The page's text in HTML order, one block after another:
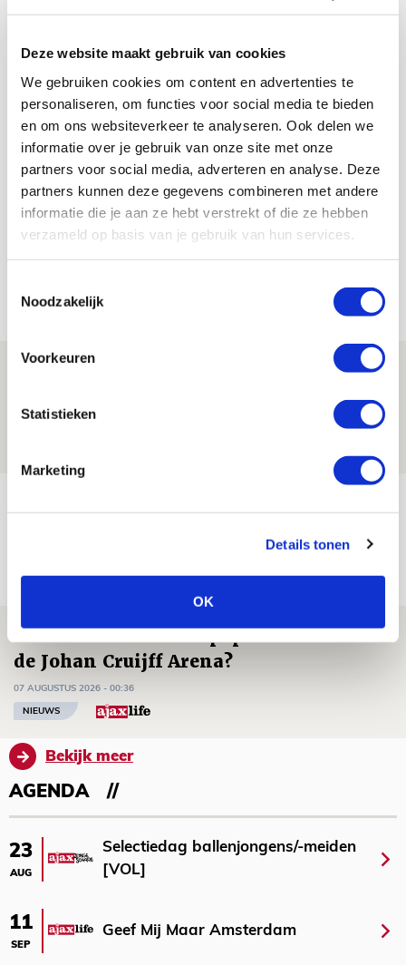
Deze website maakt gebruik van cookies
We gebruiken cookies om content en advertenties te
personaliseren, om functies voor social media te bieden
en om ons websiteverkeer te analyseren. Ook delen we
informatie over je gebruik van onze site met onze
partners voor social media, adverteren en analyse. Deze
partners kunnen deze gegevens combineren met andere
informatie die je aan ze hebt verstrekt of die ze hebben
verzameld op basis van je gebruik van hun services.
Noodzakelijk
Voorkeuren
Statistieken
Marketing
Details tonen
OK
Hoe vaak scoorde Johan Cruijff in het duel
Wil jij ook meedoen aan prijsvragen van
Supportersvereniging Ajax? Sluit je dan snel aanen
profiteer van deze en andere voordelen.
De Redactie
Bekijk alle berichten van De Redactie
Net binnen //
Volop enthousiasme in fotoverslag van
NIEUWS
Is dit de laatste wallpaper van Godts in
de Johan Cruijff Arena?
07 AUGUSTUS 2026 - 00:36
NIEUWS
Bekijk meer
AGENDA
23
AUG
Selectiedag ballenjongens/-meiden
[VOL]
11
SEP
Geef Mij Maar Amsterdam